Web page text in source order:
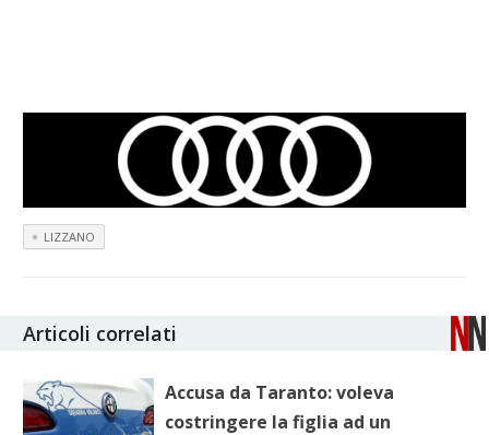
LIZZANO
Articoli correlati
Accusa da Taranto: voleva
costringere la figlia ad un